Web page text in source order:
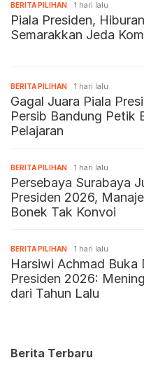
BERITA PILIHAN 1 hari lalu
Piala Presiden,
Semarakkan Jeda
BERITA PILIHAN 1 hari lalu
Gagal Juara Piala
Persib Bandung Petik
Pelajaran
BERITA PILIHAN 1 hari lalu
Persebaya Surabaya
Presiden 2026,
Bonek Tak Konvoi
BERITA PILIHAN 1 hari lalu
Harsiwi Achmad Buka
Presiden 2026:
dari Tahun Lalu
Berita Terbaru